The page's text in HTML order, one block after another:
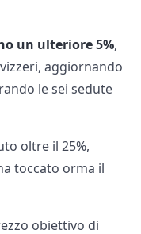
un ulteriore 5%,
aggiornando
le sei sedute
oltre il 25%,
toccato orma il
obiettivo di